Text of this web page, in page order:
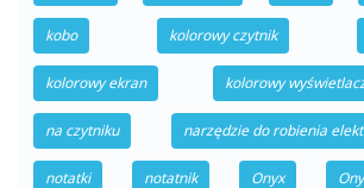
kobo kolorowy czytnik
kolorowy ekran kolorowy
na czytniku narzędzie do robienia
notatki notatnik Onyx